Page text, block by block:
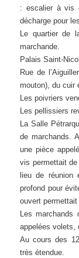
: escalier à vis
décharge pour
Le quartier de
marchande.
Palais Saint-
Rue de
mouton), du cuir
Les poivriers
Les pellissiers
La Salle
de marchands.
une pièce
vis permettait
lieu de réunion
profond pour
ouvert permettait
Les marchands
appelées volets,
Au cours des 12
très étendue.